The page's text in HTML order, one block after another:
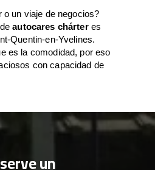
o un viaje de negocios?
deautocares chárteres
Quentin-en-Yvelines.
es la comodidad, por eso
con capacidad de
un